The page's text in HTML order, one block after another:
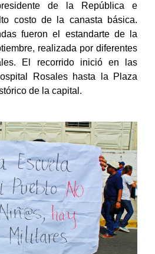
de la República e
costo de la canasta básica.
fueron el estandarte de la
realizada por diferentes
El recorrido inició en las
Rosales hasta la Plaza
de la capital.